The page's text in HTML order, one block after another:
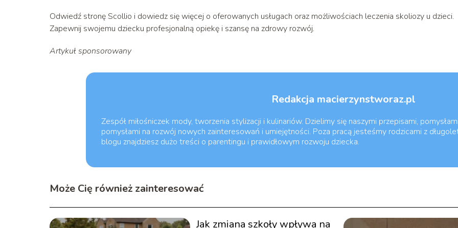
Odwiedź stronę Scollio i dowiedz się więcej o oferowanych usługach oraz możliwościach leczenia skoliozy u dzieci.
Zapewnij swojemu dziecku profesjonalną opiekę i szansę na zdrowy rozwój.
Artykuł sponsorowany
Redakcja macierzynstworaz.pl
Zespół miłośniczek mody, tworzenia stylizacji i kulinariów. Dzielimy się naszymi przepisami,
pomysłami na rozwój nowych zainteresowań i umiejętności. Poza pracą jesteśmy rodzicami z
blogu znajdziesz dużo treści o parentingu i prawidłowym rozwoju dziecka.
Może Cię również zainteresować
Jak zmiana szkoły wpływa na